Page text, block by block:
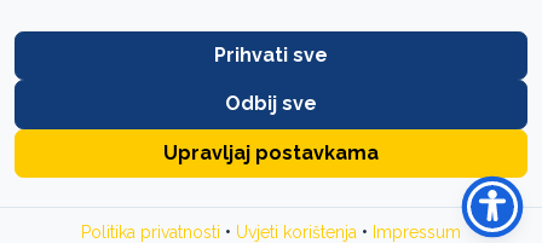
FAQ
URED ZA REVIZIJU INSTITUCIJA BOSNE I HERCEGOVINE // SIK
Prihvati sve
Odbij sve
Upravljaj postavkama
Politika privatnosti • Uvjeti korištenja • Impressum